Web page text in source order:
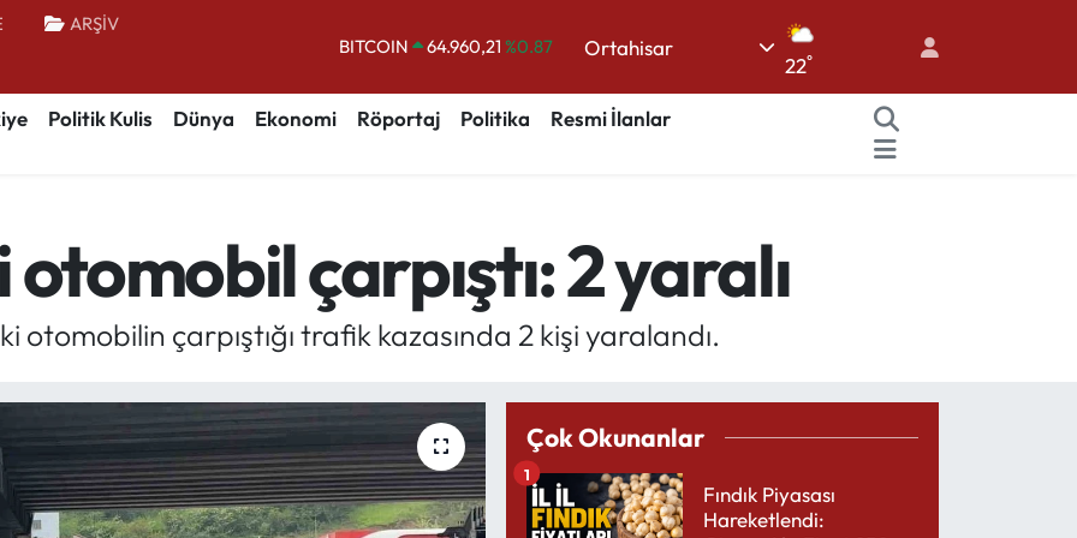
ARŞİV
BITCOIN 64.960,21 %0.87
DOLAR
47,7436%0.18
EURO
55,2510 %0.32
BİST100
13.779 %-14
Ortahisar
22°
Politik Kulis Dünya Ekonomi Röportaj Politika
Resmi İlanlar
çarpıştı: 2 yaralı
otomobilin çarpıştığı trafik kazasında 2 kişi yaralandı.
Çok Okunanlar
Fındık Piyasası
Hareketlendi:
1